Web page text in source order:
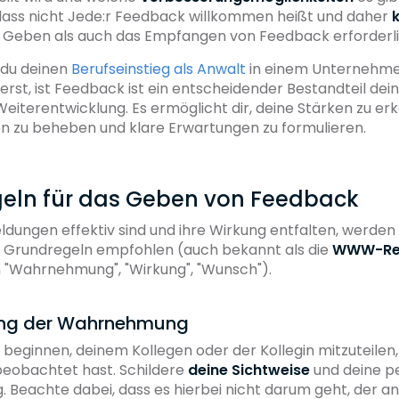
nicht Jede:r Feedback willkommen heißt und daher
als auch das Empfangen von Feedback
deinen Berufseinstieg als Anwalt in einem
ist Feedback ist ein entscheidender Bestandteil
Es ermöglicht dir, deine Stärken zu
zu beheben und klare Erwartungen zu formulieren.
für das Geben von Feedback
effektiv sind und ihre Wirkung entfalten,
empfohlen (auch bekannt als die WWW-
"Wirkung", "Wunsch").
der Wahrnehmung
beginnen, deinem Kollegen oder der Kollegin
hast. Schildere deine Sichtweiseund deine
Beachte dabei, dass es hierbei nicht darum geht, der